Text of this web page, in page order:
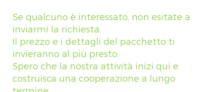
Se qualcuno è interessato, non esitate a
inviarmi la richiesta.
Il prezzo e i dettagli del pacchetto ti
invieranno al più presto.
Spero che la nostra attività inizi qui e
costruisca una cooperazione a lungo